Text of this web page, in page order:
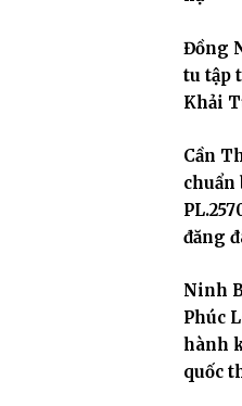
Đồng
tu tập
Khải
Cần
chuẩn
đăng
Ninh
Phúc
hành
quốc